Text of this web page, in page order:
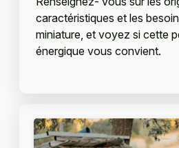
caractéristiques et les
miniature, et voyez si cette
énergique vous convient.